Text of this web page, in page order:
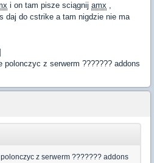
i on tam pisze sciągnij amx ,
daj do cstrike a tam nigdzie nie ma
z serwerm ??????? addons
z serwerm ??????? addons